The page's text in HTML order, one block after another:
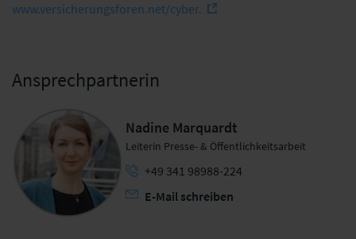
www.versicherungsforen.net/cyber.
Ansprechpartnerin
Nadine Marquardt
Leiterin Presse- & Öffentlichkeitsarbeit
+49 341 98988-224
E-Mail schreiben